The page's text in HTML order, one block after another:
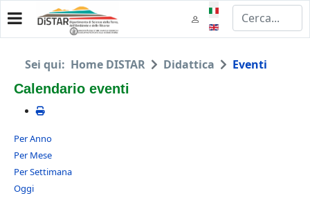
Seleziona la tua lingua
Sei qui: Home DISTAR Didattica
Eventi
Calendario eventi
Per Anno
Per Mese
Per Settimana
Oggi